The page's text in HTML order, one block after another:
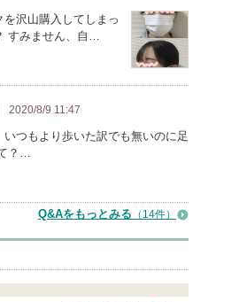
沢山購入してしまっ
すみません、自…
2020/8/9 11:47
つもより歩いた訳でも無いのに足
？…
Q&Aをもっとみる （14件）